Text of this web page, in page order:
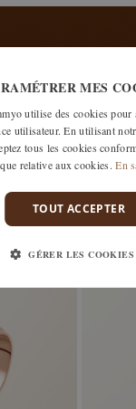
MES
utilise des cookies pour
utilisateur. En utilisant
tous les cookies
relative aux cookies. En
TOUT ACCEPTER
GÉRER LES COOKIES